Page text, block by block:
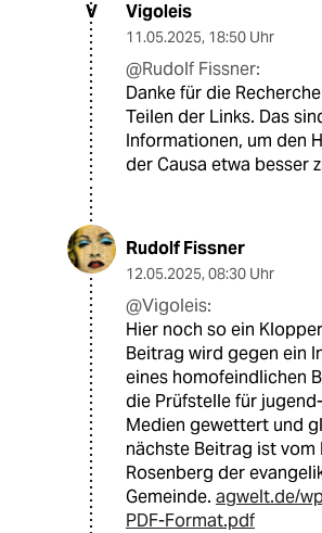
V Vigoleis
11.05.2025, 18:50 Uhr
@Rudolf Fissner:
Danke für die
Teilen der Links. Das
Informationen, um den
der Causa etwa besser
Rudolf Fissner
12.05.2025, 08:30 Uhr
@Vigoleis:
Hier noch so ein
Beitrag wird gegen ein
eines homofeindlichen
die Prüfstelle für
Medien gewettert und
nächste Beitrag ist vom
Rosenberg der
Gemeinde. agwelt.de/
PDF-Format.pdf